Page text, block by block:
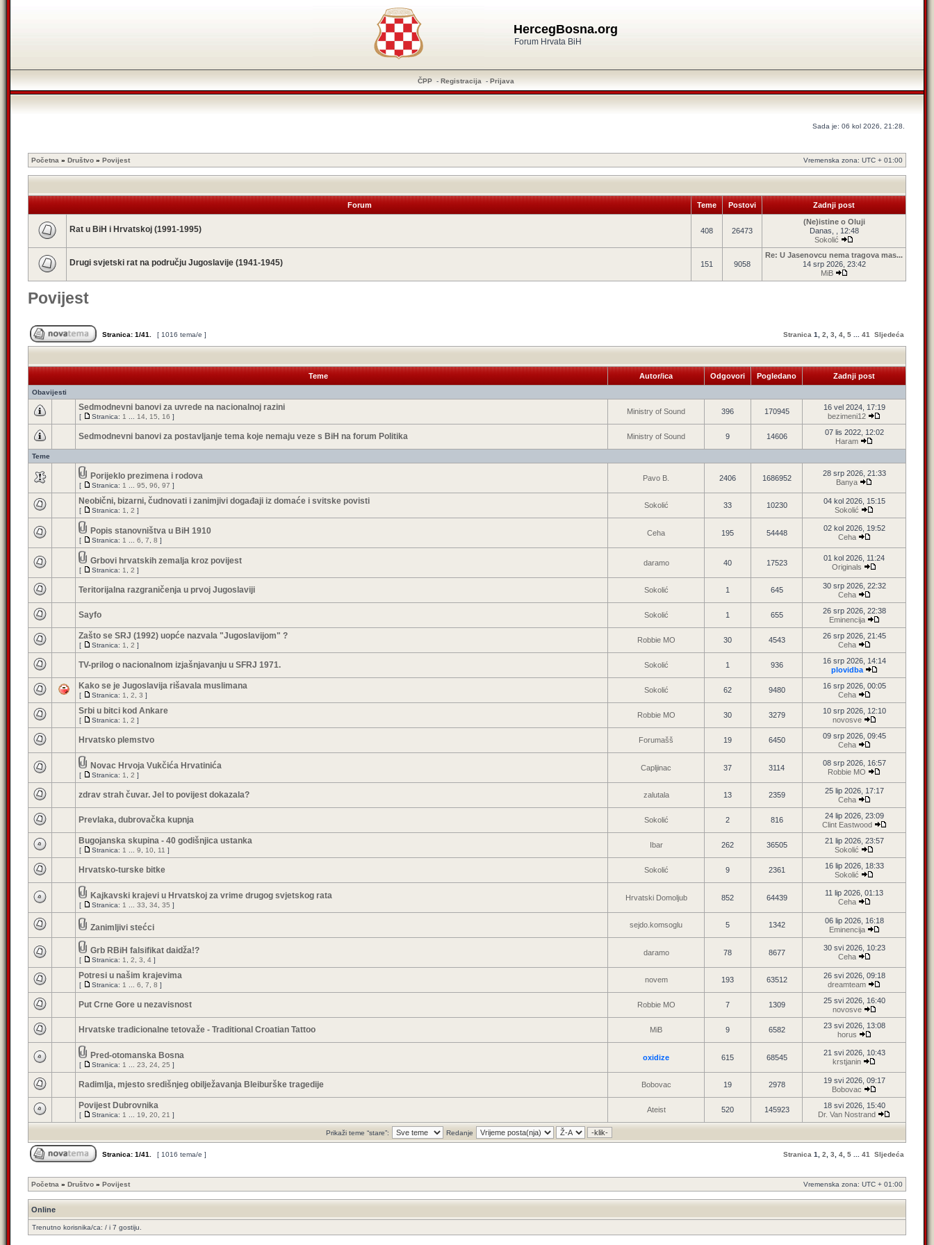
HercegBosna.org
Forum Hrvata BiH
ČPP - Registracija - Prijava
Sada je: 06 kol 2026, 21:28.
Početna » Društvo » Povijest Vremenska zona: UTC + 01:00
Forum Teme Postovi Zadnji post
Rat u BiH i Hrvatskoj (1991-1995) 408 26473
(Ne)istine o Oluji
Danas, , 12:48
Sokolić
Drugi svjetski rat na području Jugoslavije (1941-1945) 151 9058
Re: U Jasenovcu nema tragova mas...
14 srp 2026, 23:42
MiB
Povijest
Stranica: 1/41 [ 1016 tema/e ] Stranica 1 2 3 4 5 41 Sljedeća
Teme Autor/ica Odgovori Pogledano Zadnji post
Obavijesti
Sedmodnevni banovi za uvrede na nacionalnoj razini
[ Stranica: 1 14 15 16 ]
Ministry of Sound 396 170945
16 vel 2024, 17:19
bezimeni12
Sedmodnevni banovi za postavljanje tema koje nemaju veze s BiH na forum Politika Ministry of Sound 9 14606
07 lis 2022, 12:02
Haram
Teme
Porijeklo prezimena i rodova
[ Stranica: 1 95 96 97 ]
Pavo B. 2406 1686952
28 srp 2026, 21:33
Banya
Neobični, bizarni, čudnovati i zanimjivi događaji iz domaće i svitske povisti
[ Stranica: 1 2 ]
Sokolić 33 10230
04 kol 2026, 15:15
Sokolić
Popis stanovništva u BiH 1910
[ Stranica: 1 6 7 8 ]
Ceha 195 54448
02 kol 2026, 19:52
Ceha
Grbovi hrvatskih zemalja kroz povijest
[ Stranica: 1 2 ]
daramo 40 17523
01 kol 2026, 11:24
Originals
Teritorijalna razgraničenja u prvoj Jugoslaviji Sokolić 1 645
30 srp 2026, 22:32
Ceha
Sayfo Sokolić 1 655
26 srp 2026, 22:38
Eminencija
Zašto se SRJ (1992) uopće nazvala "Jugoslavijom" ?
[ Stranica: 1 2 ]
Robbie MO 30 4543
26 srp 2026, 21:45
Ceha
TV-prilog o nacionalnom izjašnjavanju u SFRJ 1971. Sokolić 1 936
16 srp 2026, 14:14
plovidba
Kako se je Jugoslavija rišavala muslimana
[ Stranica: 1 2 3 ]
Sokolić 62 9480
16 srp 2026, 00:05
Ceha
Srbi u bitci kod Ankare
[ Stranica: 1 2 ]
Robbie MO 30 3279
10 srp 2026, 12:10
novosve
Hrvatsko plemstvo Forumašš 19 6450
09 srp 2026, 09:45
Ceha
Novac Hrvoja Vukčića Hrvatinića
[ Stranica: 1 2 ]
Capljinac 37 3114
08 srp 2026, 16:57
Robbie MO
zdrav strah čuvar. Jel to povijest dokazala? zalutala 13 2359
25 lip 2026, 17:17
Ceha
Prevlaka, dubrovačka kupnja Sokolić 2 816
24 lip 2026, 23:09
Clint Eastwood
Bugojanska skupina - 40 godišnjica ustanka
[ Stranica: 1 9 10 11 ]
Ibar 262 36505
21 lip 2026, 23:57
Sokolić
Hrvatsko-turske bitke Sokolić 9 2361
16 lip 2026, 18:33
Sokolić
Kajkavski krajevi u Hrvatskoj za vrime drugog svjetskog rata
[ Stranica: 1 33 34 35 ]
Hrvatski Domoljub 852 64439
11 lip 2026, 01:13
Ceha
Zanimljivi stećci sejdo.komsoglu 5 1342
06 lip 2026, 16:18
Eminencija
Grb RBiH falsifikat daidža!?
[ Stranica: 1 2 3 4 ]
daramo 78 8677
30 svi 2026, 10:23
Ceha
Potresi u našim krajevima
[ Stranica: 1 6 7 8 ]
novem 193 63512
26 svi 2026, 09:18
dreamteam
Put Crne Gore u nezavisnost Robbie MO 7 1309
25 svi 2026, 16:40
novosve
Hrvatske tradicionalne tetovaže - Traditional Croatian Tattoo MiB 9 6582
23 svi 2026, 13:08
horus
Pred-otomanska Bosna
[ Stranica: 1 23 24 25 ]
oxidize 615 68545
21 svi 2026, 10:43
krstjanin
Radimlja, mjesto središnjeg obilježavanja Bleiburške tragedije Bobovac 19 2978
19 svi 2026, 09:17
Bobovac
Povijest Dubrovnika
[ Stranica: 1 19 20 21 ]
Ateist 520 145923
18 svi 2026, 15:40
Dr. Van Nostrand
Prikaži teme “stare”: Redanje
Stranica: 1/41 [ 1016 tema/e ] Stranica 1 2 3 4 5 41 Sljedeća
Početna » Društvo » Povijest Vremenska zona: UTC + 01:00
Online
Trenutno korisnika/ca: / i 7 gostiju.